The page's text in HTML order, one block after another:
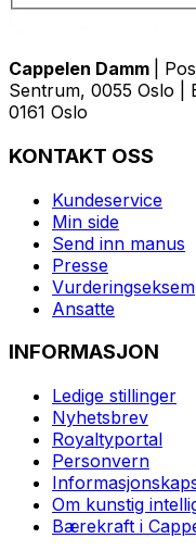
Cappelen Damm
|
Sentrum, 0055 Oslo |
0161 Oslo
KONTAKT OSS
Kundeservice
Min side
Send inn manus
Presse
Ansatte
INFORMASJON
Ledige stillinger
Nyhetsbrev
Royaltyportal
Personvern
Om kunstig
Bærekraft i